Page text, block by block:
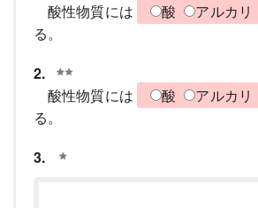
酸性物質には 酸 アルカリ
る。
2.
酸性物質には
酸 アルカリ
る。
3.